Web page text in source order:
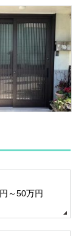
～50万円